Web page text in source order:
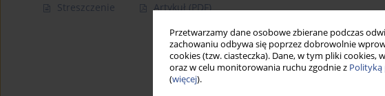
Przetwarzamy dane osobowe zbierane podczas
zachowaniu odbywa się poprzez dobrowolnie
cookies (tzw. ciasteczka). Dane, w tym pliki cookies,
oraz w celu monitorowania ruchu zgodnie z
(więcej).
Streszczenie Artykuł(PDF)